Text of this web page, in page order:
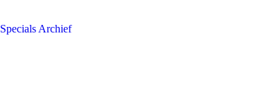
Specials Archief